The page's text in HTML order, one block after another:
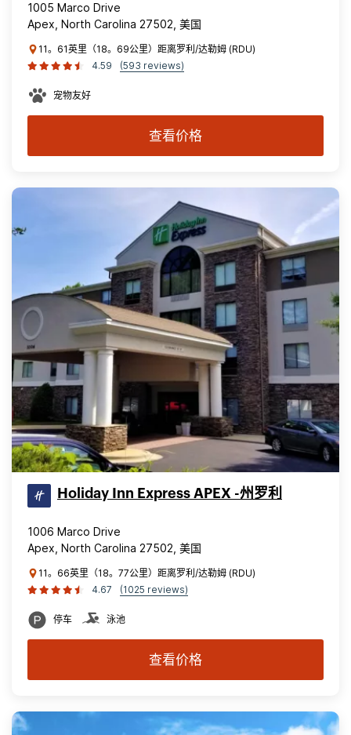
1005 Marco Drive
Apex, North Carolina 27502, 美国
11。61英里（18。69公里）距离罗利/达勒姆 (RDU)
4.59
(593 reviews)
宠物友好
查看价格
Holiday Inn Express APEX -州罗利
1006 Marco Drive
Apex, North Carolina 27502, 美国
11。66英里（18。77公里）距离罗利/达勒姆 (RDU)
4.67
(1025 reviews)
停车 泳池
查看价格